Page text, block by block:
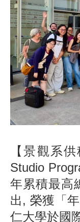
【景觀系
Studio
年累積最高
出, 榮獲「
仁大學於國